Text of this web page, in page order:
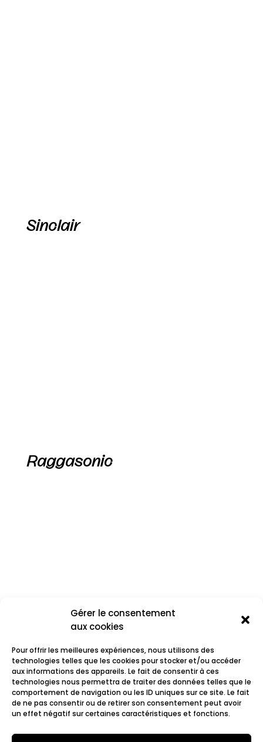
Gérer le consentement
aux cookies
Pour offrir les meilleures expériences, nous utilisons des
technologies telles que les cookies pour stocker et/ou accéder
aux informations des appareils. Le fait de consentir à ces
technologies nous permettra de traiter des données telles que le
comportement de navigation ou les ID uniques sur ce site. Le fait
de ne pas consentir ou de retirer son consentement peut avoir
un effet négatif sur certaines caractéristiques et fonctions.
Sinclair
Raggasonic
Prohibition